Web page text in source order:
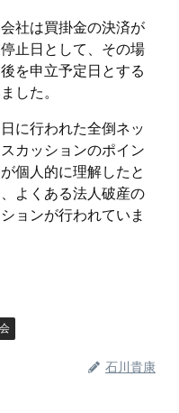
社は買掛金の決済が
止日として、その場
を申立予定日とする
した。
に行われた全倒ネッ
カッションのポイン
個人的に理解したと
よくある法人破産の
ョンが行われていま
石川貴康